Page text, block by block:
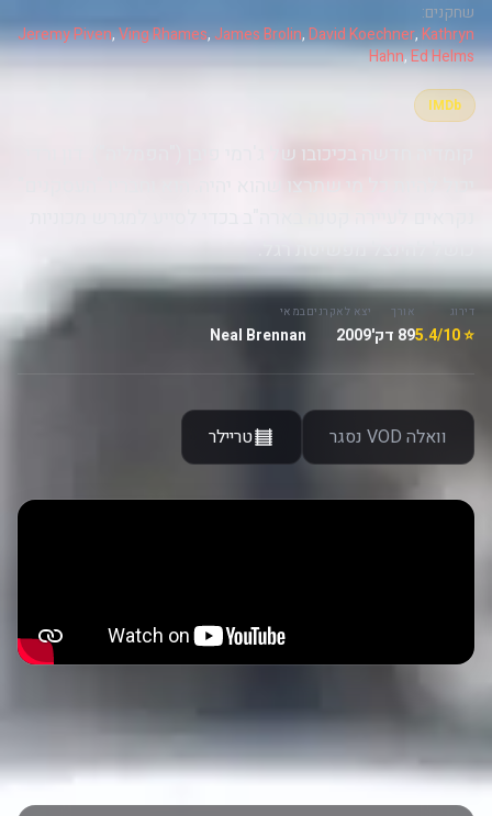
שחקנים:
Jeremy Piven,Ving Rhames,James Brolin,David Koechner,Kathryn
Hahn,Ed Helms
IMDb
קומדיה חדשה בכיכובו של ג'רמי פיבן ("הפמליה"). דון ורדי
יכול להיות כל מי שתרצו שהוא יהיה. הוא וחבריו "העסקנים"
דירוג
⭐ 5.4/10
אורך
89 דק'
יצא לאקרנים
2009
במאי
Neal Brennan
וואלה VOD נסגר טריילר